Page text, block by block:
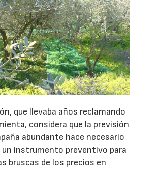
que llevaba años reclamando
considera que la previsión
abundante hace necesario
instrumento preventivo para
bruscas de los precios en